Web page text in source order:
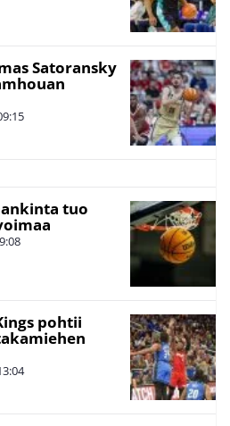
Satoransky
tuo
pohtii